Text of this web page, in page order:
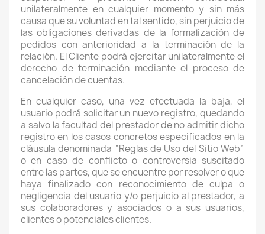
unilateralmente en cualquier momento y sin más
causa que su voluntad en tal sentido, sin perjuicio de
las obligaciones derivadas de la formalización de
pedidos con anterioridad a la terminación de la
relación. El Cliente podrá ejercitar unilateralmente el
derecho de terminación mediante el proceso de
cancelación de cuentas.
En cualquier caso, una vez efectuada la baja, el
usuario podrá solicitar un nuevo registro, quedando
a salvo la facultad del prestador de no admitir dicho
registro en los casos concretos especificados en la
cláusula denominada “Reglas de Uso del Sitio Web”
o en caso de conflicto o controversia suscitado
entre las partes, que se encuentre por resolver o que
haya finalizado con reconocimiento de culpa o
negligencia del usuario y/o perjuicio al prestador, a
sus colaboradores y asociados o a sus usuarios,
clientes o potenciales clientes.